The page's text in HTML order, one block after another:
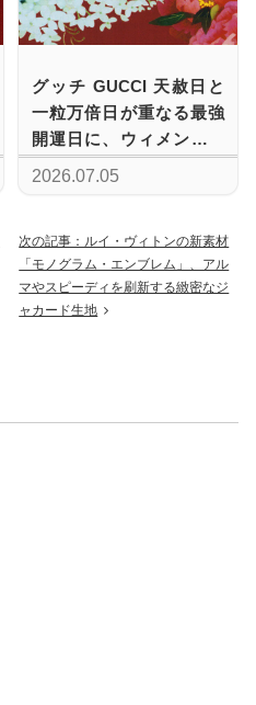
グッチ GUCCI 天赦日と
一粒万倍日が重なる最強
開運日に、ウィメンズ向
け新作ウォレットで迎え
2026.07.05
次の記事：ルイ・ヴィトンの新素材
「モノグラム・エンブレム」、アル
マやスピーディを刷新する緻密なジ
ャカード生地